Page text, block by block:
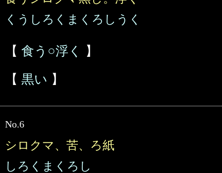
くうしろくまくろしうく
【 食う○浮く
】
【 黒い 】
No.6
シロクマ、苦、ろ紙
しろくまくろし